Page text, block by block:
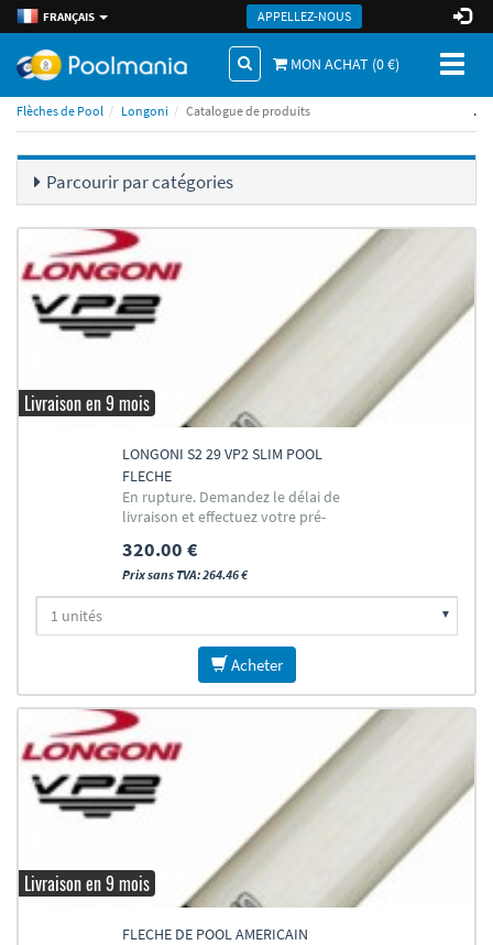
FRANÇAIS APPELLEZ-NOUS
MON ACHAT (0€)
Flèches de Pool Longoni Catalogue de produits .
Parcourir par catégories
Livraison en 9 mois
LONGONI S2 29 VP2 SLIM POOL
FLECHE
En rupture. Demandez le délai de
livraison et effectuez votre pré-
320.00 €
Prix sans TVA: 264.46 €
Acheter
Livraison en 9 mois
FLECHE DE POOL AMERICAIN